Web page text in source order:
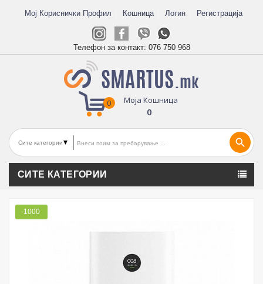
Мој Кориснички Профил Кошница Логин Регистрација
Телефон за контакт: 076 750 968
Моја Кошница
0
0
search
СИТЕ КАТЕГОРИИ
-1000